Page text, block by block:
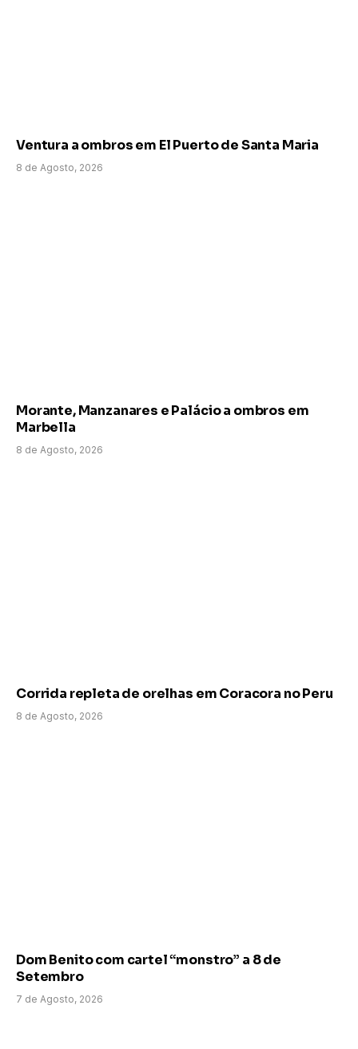
Ventura a ombros em El Puerto de Santa Maria
8 de Agosto, 2026
Morante, Manzanares e Palácio a ombros em
Marbella
8 de Agosto, 2026
Corrida repleta de orelhas em Coracora no Peru
8 de Agosto, 2026
Dom Benito com cartel “monstro” a 8 de
Setembro
7 de Agosto, 2026